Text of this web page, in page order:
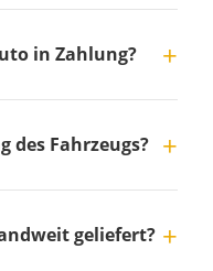
in Zahlung?
des Fahrzeugs?
geliefert?